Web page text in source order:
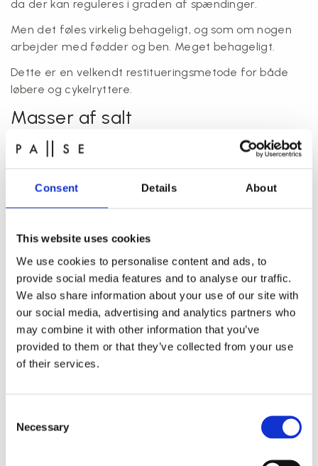
Consent Details About
This website uses cookies
We use cookies to personalise content and ads, to
provide social media features and to analyse our traffic.
We also share information about your use of our site with
our social media, advertising and analytics partners who
may combine it with other information that you’ve
provided to them or that they’ve collected from your use
of their services.
Selection
Necessary
da der kan reguleres i graden af spændinger.
Men det føles virkelig behageligt, og som om nogen
arbejder med fødder og ben. Meget behageligt.
Dette er en velkendt restitueringsmetode for både
løbere og cykelryttere.
Masser af salt
30 minutter gik hurtigt. Disse 30 minutter var virkelig
betydning.
det hele, men et ord, som man, inden man prøver det,
på en eller anden måde ikke er helt tryg ved.